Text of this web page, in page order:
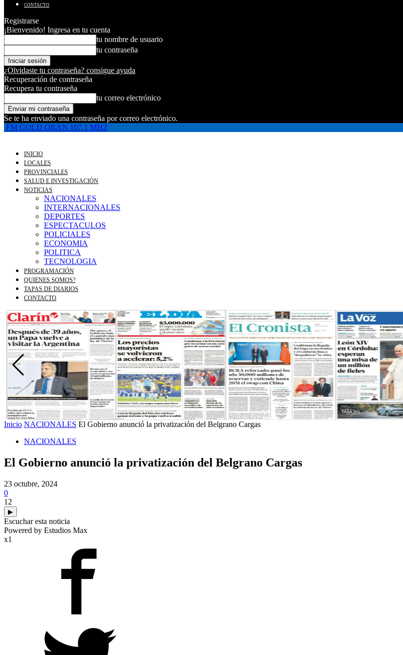
CONTACTO
Registrarse
¡Bienvenido! Ingresa en tu cuenta
tu nombre de usuario
tu contraseña
¿Olvidaste tu contraseña? consigue ayuda
Recuperación de contraseña
Recupera tu contraseña
tu correo electrónico
Se te ha enviado una contraseña por correo electrónico.
FM GOLD ORAN 107.1 MHZ
INICIO
LOCALES
PROVINCIALES
SALUD E INVESTIGACIÓN
NOTICIAS
NACIONALES
INTERNACIONALES
DEPORTES
ESPECTACULOS
POLICIALES
ECONOMIA
POLITICA
TECNOLOGIA
PROGRAMACIÓN
QUIENES SOMOS?
TAPAS DE DIARIOS
CONTACTO
Inicio NACIONALES El Gobierno anunció la privatización del Belgrano Cargas
NACIONALES
El Gobierno anunció la privatización del Belgrano Cargas
23 octubre, 2024
0
12
▶
Escuchar esta noticia
Powered by Estudios Max
x1